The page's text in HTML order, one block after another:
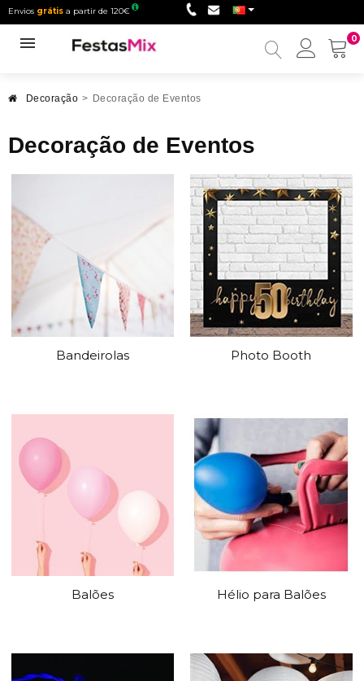
Envios grátis a partir de 120€
0
Minha
Decoração > Decoração de Eventos
Decoração de Eventos
Bandeirolas Photo Booth
Balões Hélio para Balões